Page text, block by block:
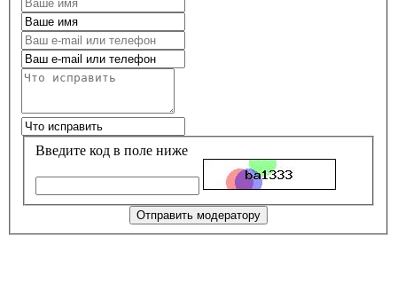
Введите код в поле ниже
Отправить модератору